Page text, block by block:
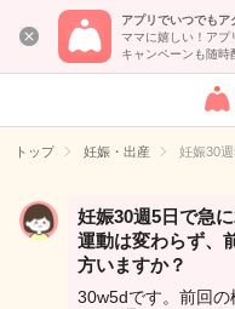
アプリでいつでもア
ママに嬉しい！アプ
キャンペーンも随時
女
イ
トップ 妊娠・出産 妊娠30
妊娠30週5日で急
運動は変わらず、
方いますか？
30w5dです。前回